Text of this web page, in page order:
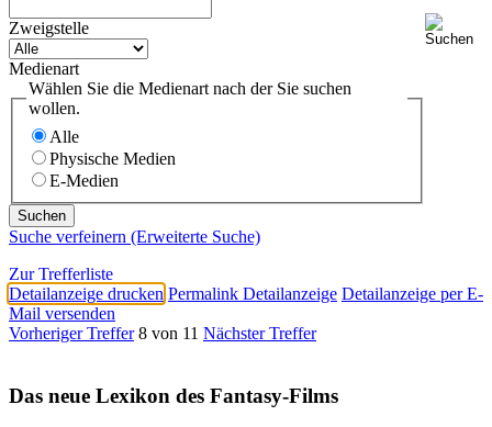
Zweigstelle
Medienart
Wählen Sie die Medienart nach der Sie suchen
wollen.
Alle
Physische Medien
E-Medien
Suche verfeinern (Erweiterte Suche)
Zur Trefferliste
Detailanzeige drucken Permalink Detailanzeige Detailanzeige per E-
Mail versenden
Vorheriger Treffer 8 von 11 Nächster Treffer
Das neue Lexikon des Fantasy-Films